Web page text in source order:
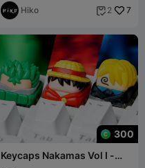
mécanique
Hiko  2 7
300
Keycaps Nakamas Vol I -